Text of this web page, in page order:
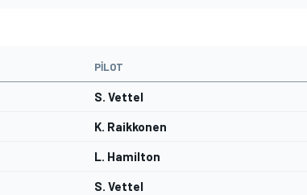
PILOT
S. Vettel
K. Raikkonen
L. Hamilton
S. Vettel